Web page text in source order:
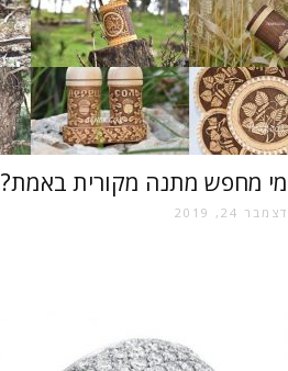
מי מחפש מתנה מקורית באמת?
דצמבר 24, 2019